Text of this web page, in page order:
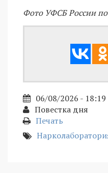
Фото УФСБ России по
06/08/2026 - 18:19
Повестка дня
Печать